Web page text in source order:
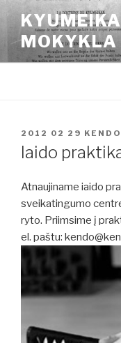
Eiti
prie
turinioMOKYKLA
PASKELBTA
2012 02 29 KENDO
Iaido
Atnaujiname iaido
sveikatingumo
ryto. Priimsime į
el. paštu: